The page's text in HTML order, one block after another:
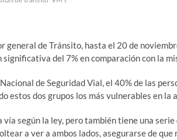
de Tránsito, hasta el 20 de
del 7% en comparación con la
de Seguridad Vial, el 40% de las
estos dos grupos los más vulnerables en la
según la ley, pero también tiene una
a ver a ambos lados, asegurarse de